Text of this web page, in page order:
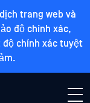
trang web và
độ chính xác,
độ chính xác tuyệt